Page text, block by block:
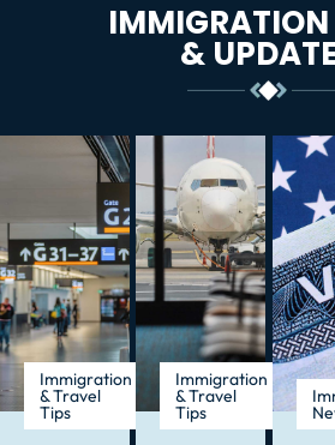
IMMIGRATION
&
Immigration
& Travel
Tips
Immigration
& Travel
Tips